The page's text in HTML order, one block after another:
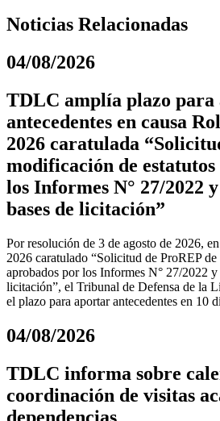
Noticias Relacionadas
04/08/2026
TDLC amplía plazo
antecedentes en causa
2026 caratulada
modificación de
los Informes N° 27/2022
bases de licitación”
Por resolución de 3 de agosto de 2026,
2026 caratulado “Solicitud de ProREP
aprobados por los Informes N° 27/2022
licitación”, el Tribunal de Defensa de la
el plazo para aportar antecedentes en 10
04/08/2026
TDLC informa sobre
coordinación de visitas